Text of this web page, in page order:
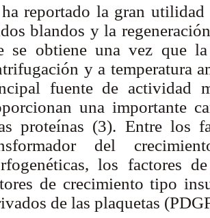
ha reportado la gran
blandos y la
se obtiene una vez que
y a temperatura
fuente de actividad
una importante
proteínas (3). Entre los
del
los factores
de crecimiento tipo
de las plaquetas